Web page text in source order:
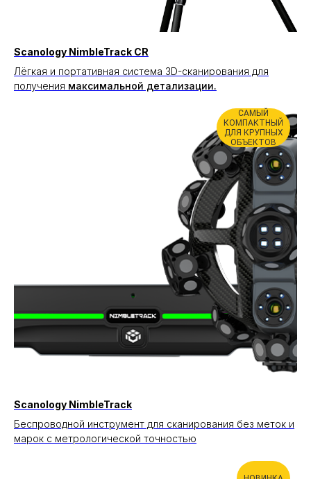
Scanology NimbleTrack CR
Лёгкая и портативная система 3D-сканирования для
получения максимальной детализации.
САМЫЙ
КОМПАКТНЫЙ
ДЛЯ КРУПНЫХ
ОБЪЕКТОВ
Scanology NimbleTrack
Беспроводной инструмент для сканирования без меток и
марок с метрологической точностью